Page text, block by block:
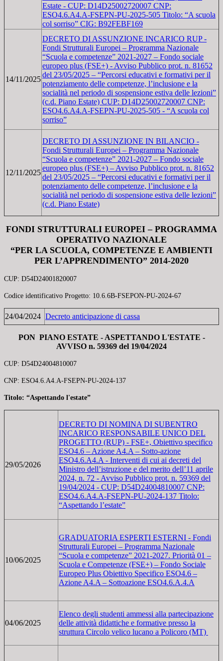
Estate - CUP: D14D25002720007 CNP:
ESO4.6.A4.A-FSEPN-PU-2025-505 Titolo: “A scuola
col sorriso” CIG: B92FEBF169
14/11/2025
DECRETO DI ASSUNZIONE INCARICO RUP -
Fondi Strutturali Europei – Programma Nazionale
“Scuola e competenze” 2021-2027 – Fondo sociale
europeo plus (FSE+) - Avviso Pubblico prot. n. 81652
del 23/05/2025 – “Percorsi educativi e formativi per il
potenziamento delle competenze, l’inclusione e la
socialità nel periodo di sospensione estiva delle lezioni”
(c.d. Piano Estate) CUP: D14D25002720007 CNP:
ESO4.6.A4.A-FSEPN-PU-2025-505 - “A scuola col
sorriso”
12/11/2025
DECRETO DI ASSUNZIONE IN BILANCIO -
Fondi Strutturali Europei – Programma Nazionale
“Scuola e competenze” 2021-2027 – Fondo sociale
europeo plus (FSE+) – Avviso Pubblico prot. n. 81652
del 23/05/2025 – “Percorsi educativi e formativi per il
potenziamento delle competenze, l’inclusione e la
socialità nel periodo di sospensione estiva delle lezioni”
(c.d. Piano Estate)
FONDI STRUTTURALI EUROPEI – PROGRAMMA
OPERATIVO NAZIONALE
“PER LA SCUOLA, COMPETENZE E AMBIENTI
PER L’APPRENDIMENTO” 2014-2020
CUP: D54D24001820007
Codice identificativo Progetto: 10.6.6B-FSEPON-PU-2024-67
24/04/2024 Decreto anticipazione di cassa
PON PIANO ESTATE - ASPETTANDO L'ESTATE -
AVVISO n. 59369 del 19/04/2024
CUP: D54D24004810007
CNP: ESO4.6.A4.A-FSEPN-PU-2024-137
Titolo: “Aspettando l'estate”
29/05/2026
DECRETO DI NOMINA DI SUBENTRO
INCARICO RESPONSABILE UNICO DEL
PROGETTO (RUP) - FSE+, Obiettivo specifico
ESO4.6 – Azione A4.A – Sotto-azione
ESO4.6.A4.A - Interventi di cui ai decreti del
Ministro dell’istruzione e del merito dell’11 aprile
2024, n. 72 - Avviso Pubblico prot. n. 59369 del
19/04/2024 - CUP: D54D24004810007 CNP:
ESO4.6.A4.A-FSEPN-PU-2024-137 Titolo:
“Aspettando l’estate”
10/06/2025
GRADUATORIA ESPERTI ESTERNI - Fondi
Strutturali Europei – Programma Nazionale
“Scuola e competenze” 2021-2027. Priorità 01 –
Scuola e Competenze (FSE+) – Fondo Sociale
Europeo Plus Obiettivo Specifico ESO4.6 –
Azione A4.A – Sottoazione ESO4.6.A.4.A
04/06/2025
Elenco degli studenti ammessi alla partecipazione
delle attività didattiche e formative presso la
struttura Circolo velico lucano a Policoro (MT)